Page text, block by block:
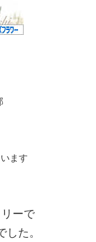
ます
ーで
た。